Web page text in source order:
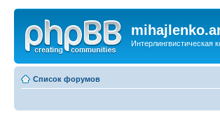
Интерлингвистическая
Список форумов